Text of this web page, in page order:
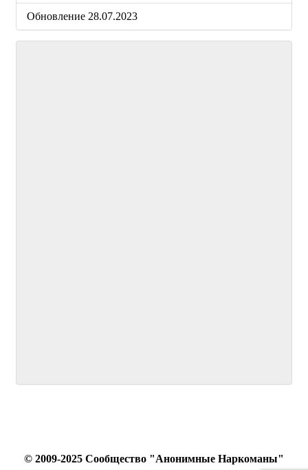
Обновление 28.07.2023
© 2009-2025 Сообщество "Анонимные Наркоманы"